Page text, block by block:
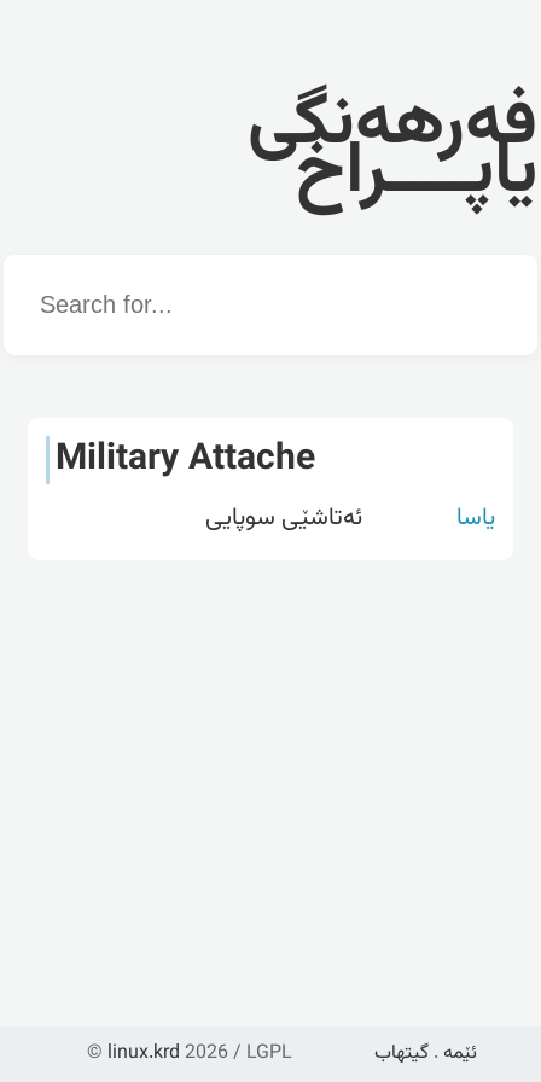
فەرهەنگی
یاپــــراخ
Word
Military Attache
یاسا ئەتاشێی سوپایی
© linux.krd 2026 / LGPL ئێمە . گیتهاب